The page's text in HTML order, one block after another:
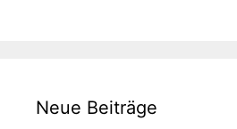
Neue Beiträge